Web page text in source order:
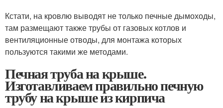
Кстати, на кровлю выводят не только печные дымоходы,
там размещают также трубы от газовых котлов и
вентиляционные отводы, для монтажа которых
пользуются такими же методами.
Печная труба на крыше.
Изготавливаем правильно печную
трубу на крыше из кирпича